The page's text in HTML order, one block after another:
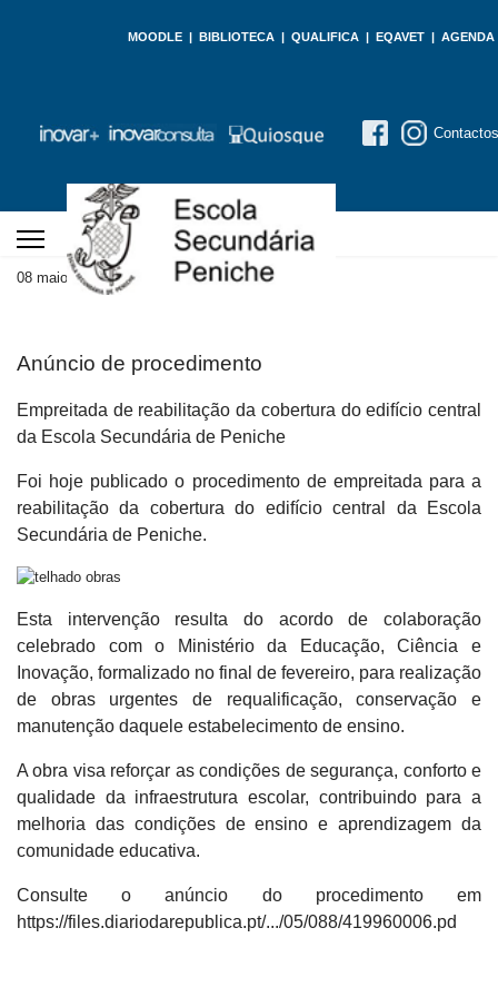
MOODLE | BIBLIOTECA | QUALIFICA | EQAVET | AGENDA
Contactos
08 maio 2026 Atualizado em 08 maio 2026
Anúncio de procedimento
Empreitada de reabilitação da cobertura do edifício central
da Escola Secundária de Peniche
Foi hoje publicado o procedimento de empreitada para a
reabilitação da cobertura do edifício central da Escola
Secundária de Peniche.
Esta intervenção resulta do acordo de colaboração
celebrado com o Ministério da Educação, Ciência e
Inovação, formalizado no final de fevereiro, para realização
de obras urgentes de requalificação, conservação e
manutenção daquele estabelecimento de ensino.
A obra visa reforçar as condições de segurança, conforto e
qualidade da infraestrutura escolar, contribuindo para a
melhoria das condições de ensino e aprendizagem da
comunidade educativa.
Consulte o anúncio do procedimento em
https://files.diariodarepublica.pt/.../05/088/419960006.pd